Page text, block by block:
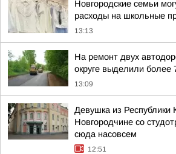
Новгородские семьи
расходы на школьные
13:13
На ремонт двух
округе выделили более
13:09
Девушка из Республики
Новгородчине со
сюда насовсем
12:51